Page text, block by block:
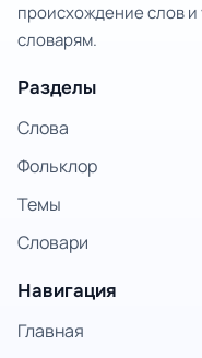
происхождение слов и
словарям.
Разделы
Слова
Фольклор
Темы
Словари
Навигация
Главная